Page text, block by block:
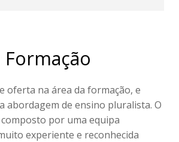
oferta na área da formação, e
abordagem de ensino pluralista. O
por uma equipa
experiente e reconhecida